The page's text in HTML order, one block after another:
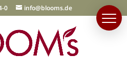
0 info@blooms.de